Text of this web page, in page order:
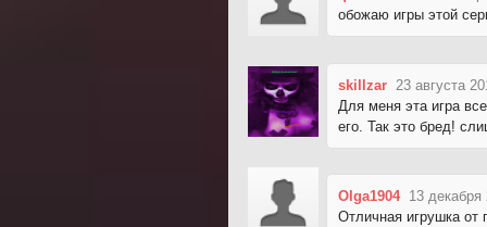
обожаю игры этой
skillzar 23 августа
Для меня эта игра
его. Так это бред!
Olga1904 13 декабря
Отличная игрушка от